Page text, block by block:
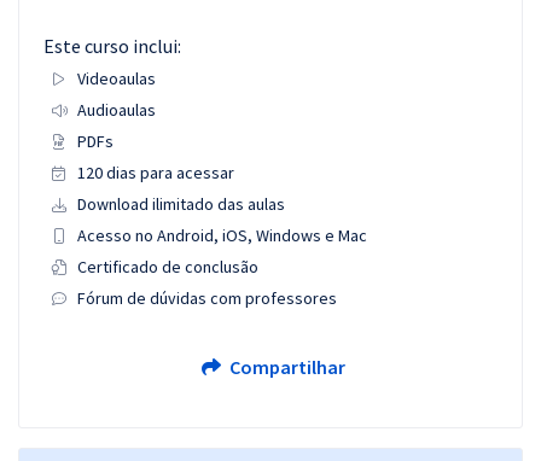
Este curso inclui:
Videoaulas
Audioaulas
PDFs
120 dias para acessar
Download ilimitado das aulas
Acesso no Android, iOS, Windows e Mac
Certificado de conclusão
Fórum de dúvidas com professores
Compartilhar